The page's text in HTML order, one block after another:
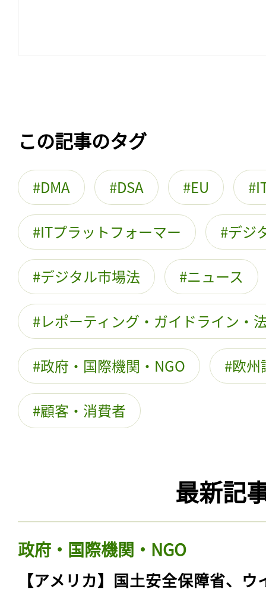
この記事のタグ
DMA DSA EU
ITプラットフォーマー デジ
デジタル市場法 ニュース
レポーティング・ガイドライン・
政府・国際機関・NGO 欧州
顧客・消費者
最新記
政府・国際機関・NGO
【アメリカ】国土安全保障省、ウ